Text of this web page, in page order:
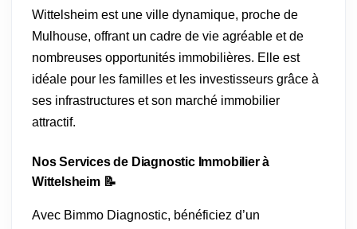
Wittelsheim est une ville dynamique, proche de
Mulhouse, offrant un cadre de vie agréable et de
nombreuses opportunités immobilières. Elle est
idéale pour les familles et les investisseurs grâce à
ses infrastructures et son marché immobilier
attractif.
Nos Services de Diagnostic Immobilier à
Wittelsheim 📝
Avec Bimmo Diagnostic, bénéficiez d’un